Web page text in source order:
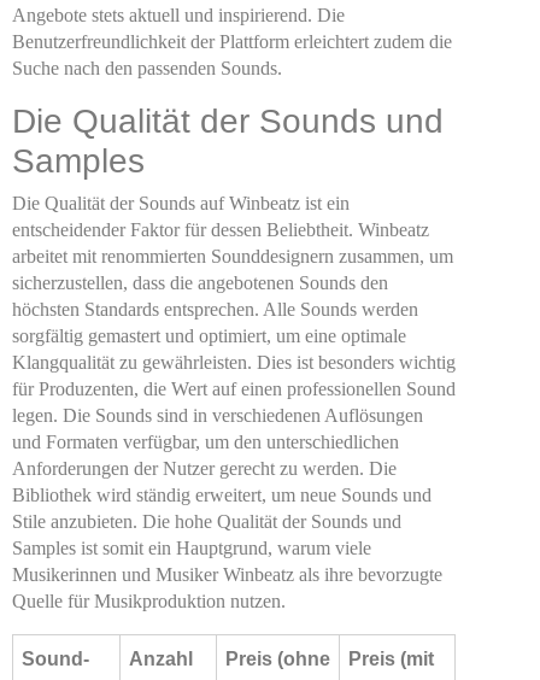
Angebote stets aktuell und inspirierend. Die
Benutzerfreundlichkeit der Plattform erleichtert zudem die
Suche nach den passenden Sounds.
Die Qualität der Sounds und
Samples
Die Qualität der Sounds auf Winbeatz ist ein
entscheidender Faktor für dessen Beliebtheit. Winbeatz
arbeitet mit renommierten Sounddesignern zusammen, um
sicherzustellen, dass die angebotenen Sounds den
höchsten Standards entsprechen. Alle Sounds werden
sorgfältig gemastert und optimiert, um eine optimale
Klangqualität zu gewährleisten. Dies ist besonders wichtig
für Produzenten, die Wert auf einen professionellen Sound
legen. Die Sounds sind in verschiedenen Auflösungen
und Formaten verfügbar, um den unterschiedlichen
Anforderungen der Nutzer gerecht zu werden. Die
Bibliothek wird ständig erweitert, um neue Sounds und
Stile anzubieten. Die hohe Qualität der Sounds und
Samples ist somit ein Hauptgrund, warum viele
Musikerinnen und Musiker Winbeatz als ihre bevorzugte
Quelle für Musikproduktion nutzen.
Sound-
Anzahl
Preis (ohne
Preis (mit